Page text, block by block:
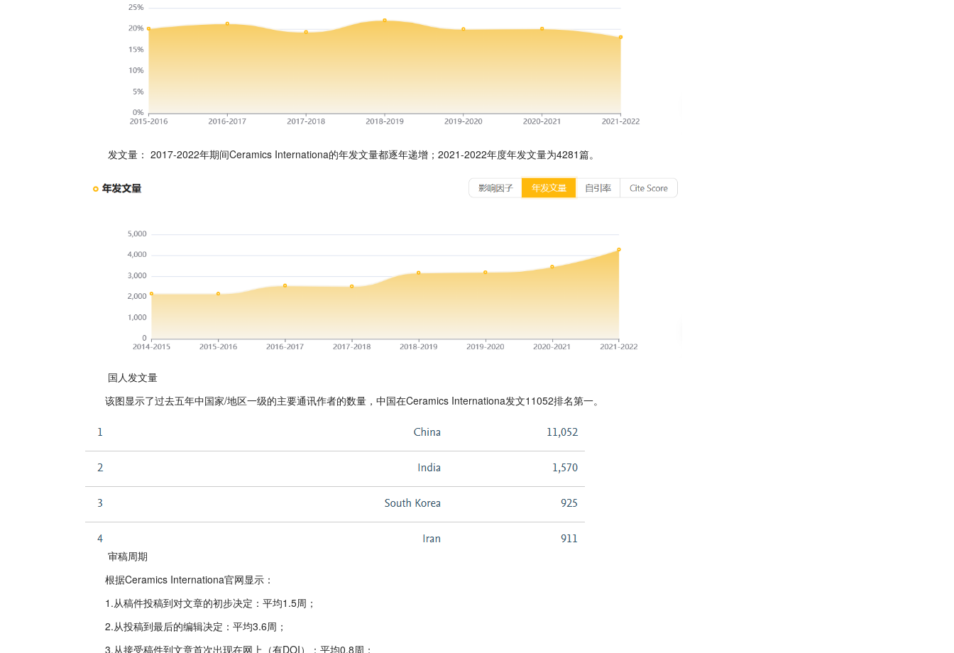
发文量： 2017-2022年期间Ceramics Internationa的年发文量都逐年递增；2021-2022年度年发文量为4281篇。
国人发文量
该图显示了过去五年中国家/地区一级的主要通讯作者的数量，中国在Ceramics Internationa发文11052排名第一。
审稿周期
根据Ceramics Internationa官网显示：
1.从稿件投稿到对文章的初步决定：平均1.5周；
2.从投稿到最后的编辑决定：平均3.6周；
3.从接受稿件到文章首次出现在网上（有DOI）：平均0.8周；